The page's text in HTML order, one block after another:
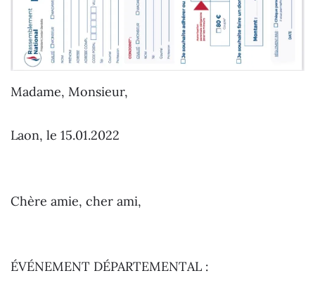
Madame, Monsieur,
Laon, le 15.01.2022
Chère amie, cher ami,
ÉVÉNEMENT DÉPARTEMENTAL :